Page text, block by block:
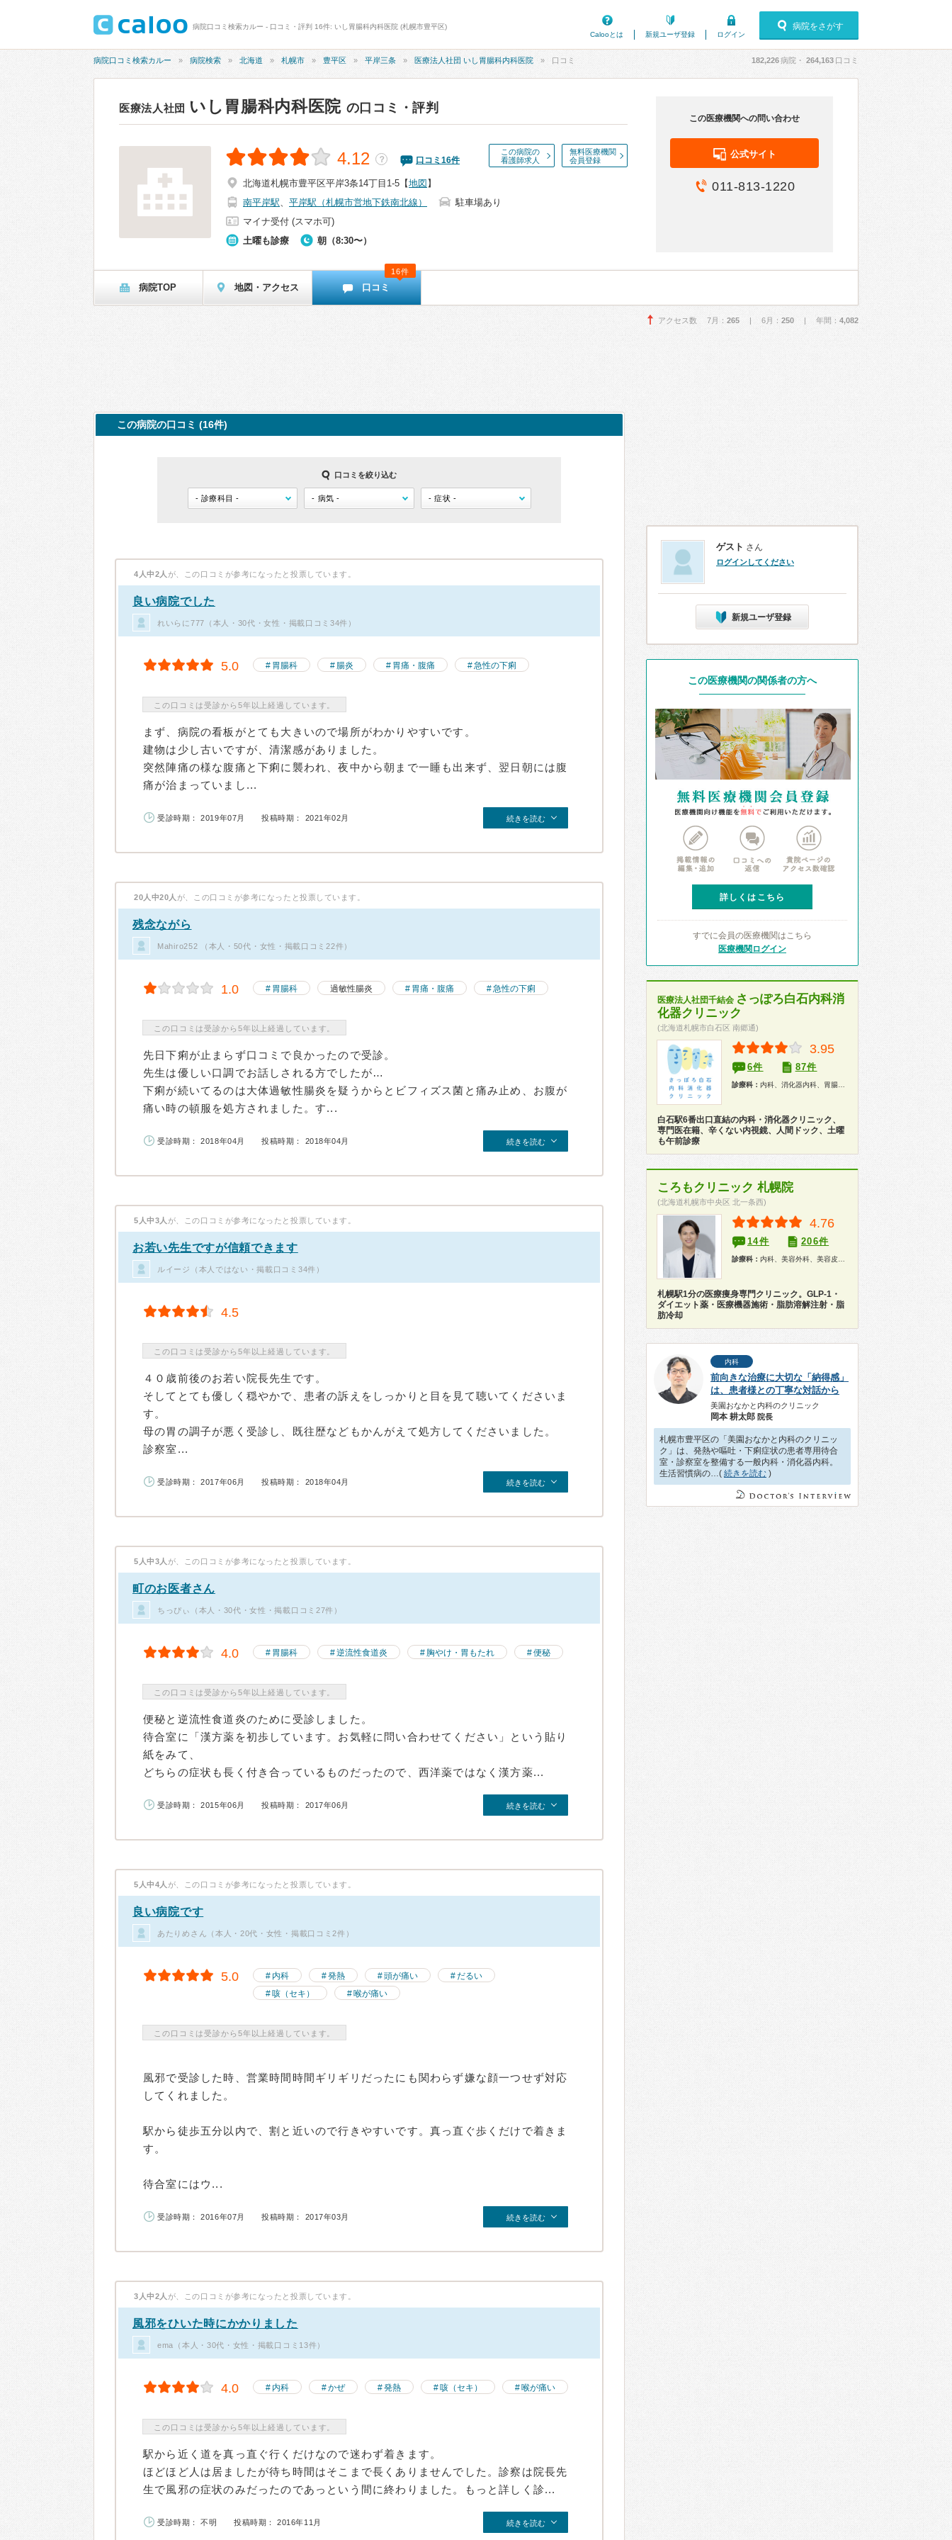
病院口コミ検索カルー - 口コミ・評判 16件: いし胃腸科内科医院 (札幌市豊平区)
Calooとは
新規ユーザ登録 ログイン
病院をさがす
病院口コミ検索カルー 病院検索 北海道 札幌市 豊平区 平岸三条 医療法人社団 いし胃腸科内科医院 口コミ 182,226病院・ 264,163 口コミ
医療法人社団 いし胃腸科内科医院 の口コミ・評判
この病院の
看護師求人
無料医療機関
会員登録
4.12 ？ 口コミ 16件
北海道札幌市豊平区平岸3条14丁目1-5 【地図 】
南平岸駅、 平岸駅（札幌市営地下鉄南北線）
駐車場あり
マイナ受付 (スマホ可)
土曜も診療
朝（8:30〜）
この医療機関への問い合わせ
公式サイト
011-813-1220
病院TOP 地図・アクセス 口コミ
16件
アクセス数 7月： 265 | 6月： 250 | 年間： 4,082
この病院の口コミ (16件)
口コミを絞り込む
4人中2人 が、この口コミが参考になったと投票しています。
良い病院でした
れいらに777（本人・30代・女性・掲載口コミ34件）
5.0 胃腸科 腸炎 胃痛・腹痛 急性の下痢
この口コミは受診から5年以上経過しています。
まず、病院の看板がとても大きいので場所がわかりやすいです。
建物は少し古いですが、清潔感がありました。
突然陣痛の様な腹痛と下痢に襲われ、夜中から朝まで一睡も出来ず、翌日朝には腹
痛が治まっていまし...
受診時期： 2019年07月 投稿時期： 2021年02月 続きを読む
20人中20人 が、この口コミが参考になったと投票しています。
残念ながら
Mahiro252 （本人・50代・女性・掲載口コミ22件）
1.0 胃腸科 過敏性腸炎 胃痛・腹痛 急性の下痢
この口コミは受診から5年以上経過しています。
先日下痢が止まらず口コミで良かったので受診。
先生は優しい口調でお話しされる方でしたが…
下痢が続いてるのは大体過敏性腸炎を疑うからとビフィズス菌と痛み止め、お腹が
痛い時の頓服を処方されました。す...
受診時期： 2018年04月 投稿時期： 2018年04月 続きを読む
5人中3人 が、この口コミが参考になったと投票しています。
お若い先生ですが信頼できます
ルイージ（本人ではない・掲載口コミ34件）
4.5
この口コミは受診から5年以上経過しています。
４０歳前後のお若い院長先生です。
そしてとても優しく穏やかで、患者の訴えをしっかりと目を見て聴いてくださいま
す。
母の胃の調子が悪く受診し、既往歴などもかんがえて処方してくださいました。
診察室...
受診時期： 2017年06月 投稿時期： 2018年04月 続きを読む
5人中3人 が、この口コミが参考になったと投票しています。
町のお医者さん
ちっぴぃ（本人・30代・女性・掲載口コミ27件）
4.0 胃腸科 逆流性食道炎 胸やけ・胃もたれ 便秘
この口コミは受診から5年以上経過しています。
便秘と逆流性食道炎のために受診しました。
待合室に「漢方薬を初歩しています。お気軽に問い合わせてください」という貼り
紙をみて、
どちらの症状も長く付き合っているものだったので、西洋薬ではなく漢方薬...
受診時期： 2015年06月 投稿時期： 2017年06月 続きを読む
5人中4人 が、この口コミが参考になったと投票しています。
良い病院です
あたりめさん（本人・20代・女性・掲載口コミ2件）
5.0 内科 発熱 頭が痛い
だるい
咳（セキ）
喉が痛い
この口コミは受診から5年以上経過しています。
風邪で受診した時、営業時間時間ギリギリだったにも関わらず嫌な顔一つせず対応
してくれました。
駅から徒歩五分以内で、割と近いので行きやすいです。真っ直ぐ歩くだけで着きま
す。
待合室にはウ...
受診時期： 2016年07月 投稿時期： 2017年03月 続きを読む
3人中2人 が、この口コミが参考になったと投票しています。
風邪をひいた時にかかりました
ema（本人・30代・女性・掲載口コミ13件）
4.0 内科 かぜ 発熱 咳（セキ） 喉が痛い
この口コミは受診から5年以上経過しています。
駅から近く道を真っ直ぐ行くだけなので迷わず着きます。
ほどほど人は居ましたが待ち時間はそこまで長くありませんでした。診察は院長先
生で風邪の症状のみだったのであっという間に終わりました。もっと詳しく診...
受診時期： 不明 投稿時期： 2016年11月 続きを読む
ゲスト さん
ログインしてください
新規ユーザ登録
この医療機関の関係者の方へ
詳しくはこちら
すでに会員の医療機関はこちら
医療機関ログイン
医療法人社団千結会 さっぽろ白石内科消
化器クリニック
(北海道札幌市白石区 南郷通)
3.95
6件 87件
診療科： 内科、消化器内科、胃腸科、内視鏡、健康診断、人間ドック
白石駅6番出口直結の内科・消化器クリニック、
専門医在籍、辛くない内視鏡、人間ドック、土曜
も午前診療
ころもクリニック 札幌院
(北海道札幌市中央区 北一条西)
4.76
14件 206件
診療科： 内科、美容外科、美容皮膚科
札幌駅1分の医療痩身専門クリニック。GLP-1・
ダイエット薬・医療機器施術・脂肪溶解注射・脂
肪冷却
内科
前向きな治療に大切な「納得感」
は、患者様との丁寧な対話から
美園おなかと内科のクリニック
岡本 耕太郎 院長
札幌市豊平区の「美園おなかと内科のクリニッ
ク」は、発熱や嘔吐・下痢症状の患者専用待合
室・診察室を整備する一般内科・消化器内科。
生活習慣病の…( 続きを読む )